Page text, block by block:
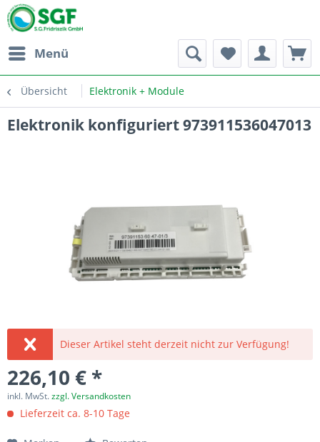
Menü
Übersicht Elektronik + Module
Elektronik konfiguriert 973911536047013
Dieser Artikel steht derzeit nicht zur Verfügung!
226,10 € *
inkl. MwSt.zzgl. Versandkosten
Lieferzeit ca. 8-10 Tage